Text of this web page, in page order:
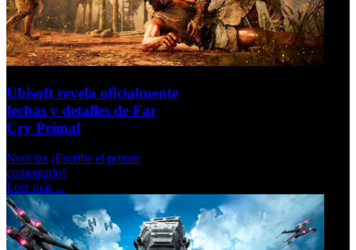
Ubisoft revela oficialmente
fechas y detalles de Far
Cry Primal
Noticias ¡Escribe el primer
comentario!
Leer más ...